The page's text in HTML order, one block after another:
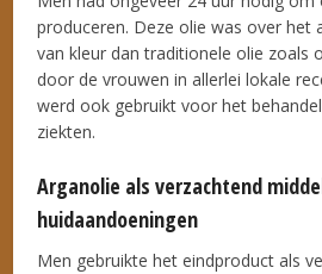
produceren. Deze olie was over het
van kleur dan traditionele olie zoals
door de vrouwen in allerlei lokale
werd ook gebruikt voor het
ziekten.
Arganolie als verzachtend
huidaandoeningen
Men gebruikte het eindproduct als